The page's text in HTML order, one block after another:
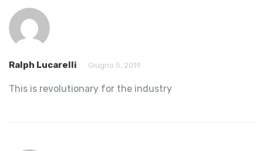
Ralph Lucarelli Giugno 5, 2019
This is revolutionary for the industry